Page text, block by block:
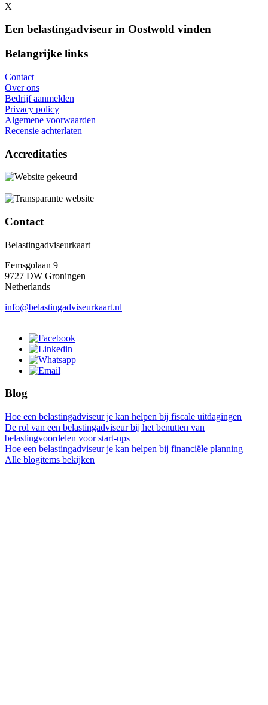
X
Een belastingadviseur in Oostwold vinden
Belangrijke links
Contact
Over ons
Bedrijf aanmelden
Privacy policy
Algemene voorwaarden
Recensie achterlaten
Accreditaties
Contact
Belastingadviseurkaart
Eemsgolaan 9
9727 DW Groningen
Netherlands
info@belastingadviseurkaart.nl
Blog
Hoe een belastingadviseur je kan helpen bij fiscale uitdagingen
De rol van een belastingadviseur bij het benutten van
belastingvoordelen voor start-ups
Hoe een belastingadviseur je kan helpen bij financiële planning
Alle blogitems bekijken